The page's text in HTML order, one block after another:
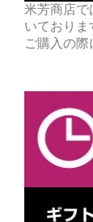
米芳商店で
いておりま
ご購入の際